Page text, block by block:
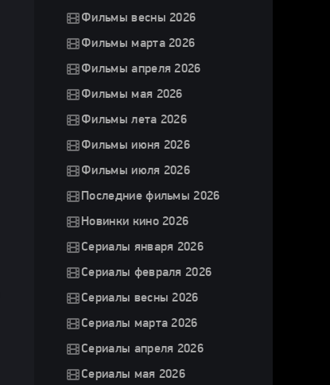
Фильмы весны 2026
Фильмы марта 2026
Фильмы апреля 2026
Фильмы мая 2026
Фильмы лета 2026
Фильмы июня 2026
Фильмы июля 2026
Последние фильмы 2026
Новинки кино 2026
Сериалы января 2026
Сериалы февраля 2026
Сериалы весны 2026
Сериалы марта 2026
Сериалы апреля 2026
Сериалы мая 2026